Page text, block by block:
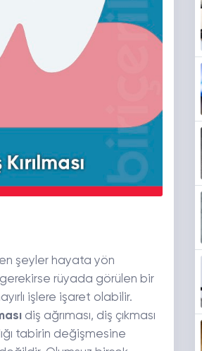
şeyler hayata yön
rüyada görülen bir
işlere işaret olabilir.
diş ağrıması, diş çıkması
tabirin değişmesine